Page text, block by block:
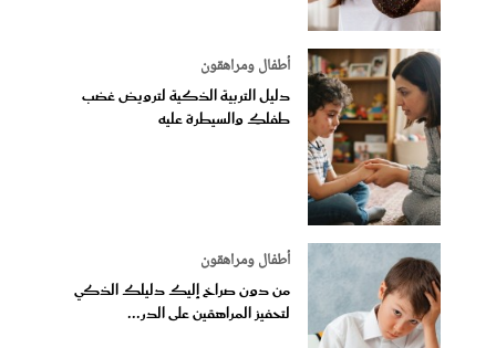
أطفال ومراهقون
دليل التربية الذكية لترويض غضب
طفلكِ والسيطرة عليه
أطفال ومراهقون
من دون صراخ إليك دليلك الذكي
لتحفيز المراهقين على الدر...